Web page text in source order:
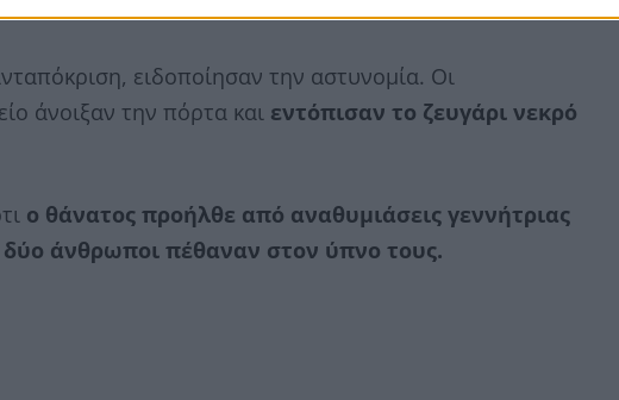
ειδοποίησαν την αστυνομία. Οι
άνοιξαν την πόρτα και εντόπισαν το ζευγάρι νεκρό
ο θάνατος προήλθε από αναθυμιάσεις γεννήτριας
δύο άνθρωποι πέθαναν στον ύπνο τους.